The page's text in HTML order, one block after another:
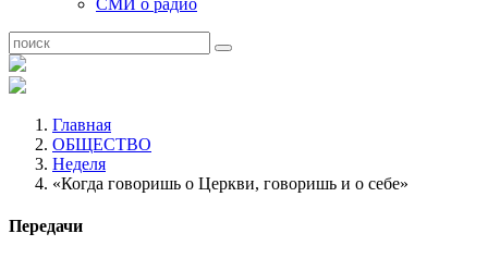
СМИ о радио
Главная
ОБЩЕСТВО
Неделя
«Когда говоришь о Церкви, говоришь и о себе»
Передачи